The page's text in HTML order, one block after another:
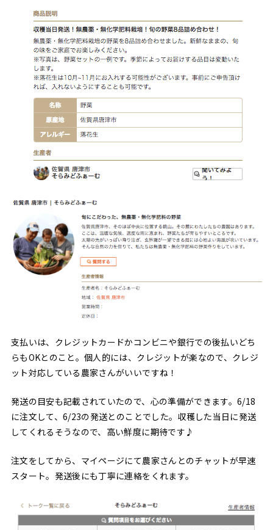
支払いは、クレジットカードかコンビニや銀行での後払いどち
らもOKとのこと。個人的には、クレジットが楽なので、クレジ
ット対応している農家さんがいいですね！
発送の目安も記載されていたので、心の準備ができます。6/18
に注文して、6/23の発送とのことでした。収穫した当日に発送
してくれるそうなので、高い鮮度に期待です♪
注文をしてから、マイページにて農家さんとのチャットが早速
スタート。発送後にも丁寧に連絡をくれます。